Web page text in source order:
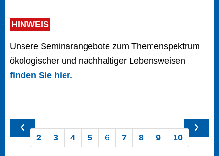
HINWEIS
Unsere Seminarangebote zum Themenspektrum
ökologischer und nachhaltiger Lebensweisen
finden Sie hier.
2 3 4 5 6 7 8 9 10